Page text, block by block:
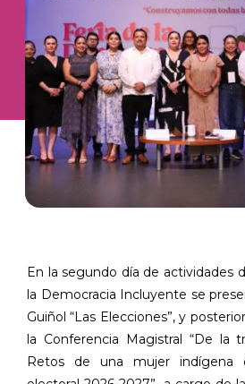
En la segundo día de actividades
la Democracia Incluyente se
Guiñol “Las Elecciones”, y
la Conferencia Magistral “De la
Retos de una mujer indígena